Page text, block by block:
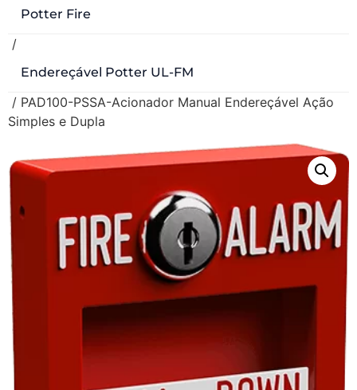
Potter Fire
/
Endereçável Potter UL-FM
/ PAD100-PSSA-Acionador Manual Endereçável Ação
Simples e Dupla